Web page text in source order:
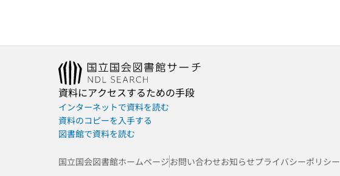
資料にアクセスするための手段
インターネットで資料を読む
資料のコピーを入手する
図書館で資料を読む
国立国会図書館ホームページお問い合わせお知らせプライバシーポリシー